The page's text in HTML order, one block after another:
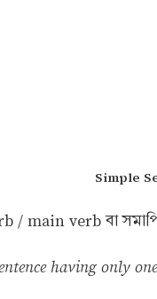
Simple
/ main verb বা
having only